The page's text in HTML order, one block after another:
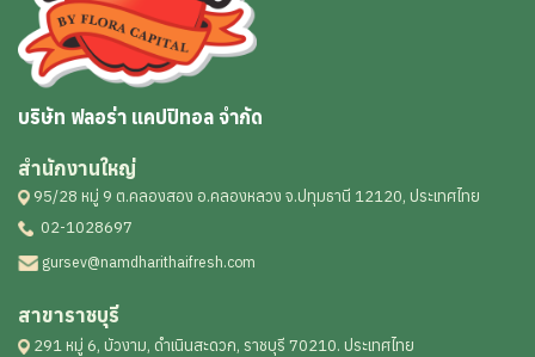
บริษัท ฟลอร่า แคปปิทอล จำกัด
สำนักงานใหญ่
95/28 หมู่ 9 ต.คลองสอง อ.คลองหลวง จ.ปทุมธานี 12120, ประเทศไทย
02-1028697
gursev@namdharithaifresh.com
สาขาราชบุรี
291 หมู่ 6, บัวงาม, ดำเนินสะดวก, ราชบุรี 70210. ประเทศไทย